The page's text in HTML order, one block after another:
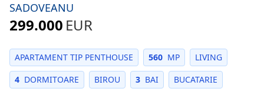
SADOVEANU
299.000 EUR
APARTAMENT TIP PENTHOUSE MP
560
LIVING
DORMITOARE
4 BIROU BAI
3
BUCATARIE